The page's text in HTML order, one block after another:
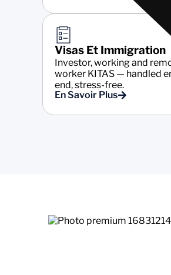
Visas Et Immigration
Investor, working and
worker KITAS — handled
end, stress-free.
En Savoir Plus